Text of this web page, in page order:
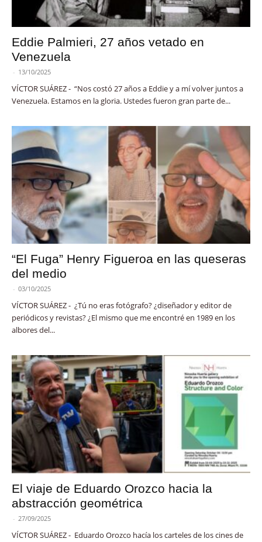
Eddie Palmieri, 27 años vetado en
Venezuela
- 13/10/2025
VÍCTOR SUÁREZ - “Nos costó 27 años a Eddie y a mí volver juntos a
Venezuela. Estamos en la gloria. Ustedes fueron gran parte de...
“El Fuga” Henry Figueroa en las queseras
del medio
- 03/10/2025
VÍCTOR SUÁREZ - ¿Tú no eras fotógrafo? ¿diseñador y editor de
periódicos y revistas? ¿El mismo que me encontré en 1989 en los
albores del...
El viaje de Eduardo Orozco hacia la
abstracción geométrica
- 27/09/2025
VÍCTOR SUÁREZ - Eduardo Orozco hacía los carteles de los cines de